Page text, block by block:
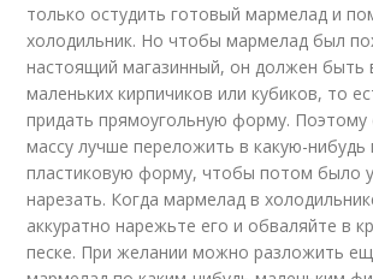
только остудить готовый мармелад и
холодильник. Но чтобы мармелад был
настоящий магазинный, он должен быть
маленьких кирпичиков или кубиков, то
придать прямоугольную форму. Поэтому
массу лучше переложить в какую-нибудь
пластиковую форму, чтобы потом было
нарезать. Когда мармелад в
аккуратно нарежьте его и обваляйте в
песке. При желании можно разложить